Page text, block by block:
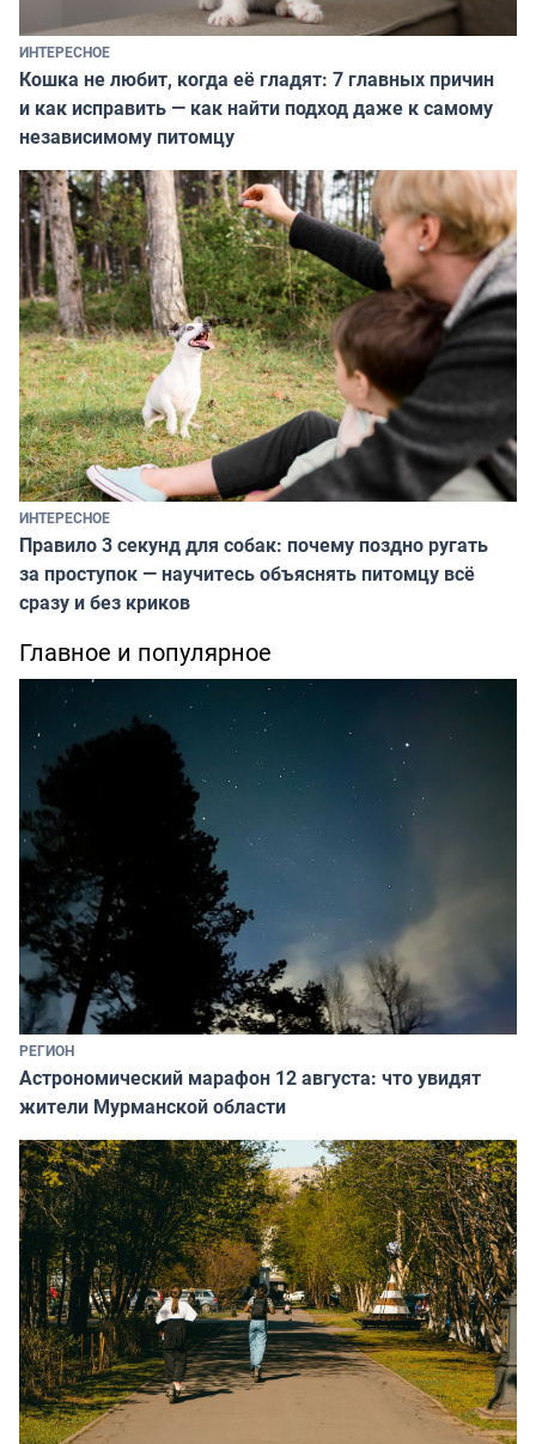
ИНТЕРЕСНОЕ
Кошка не любит, когда её гладят: 7 главных причин
и как исправить — как найти подход даже к самому
независимому питомцу
ИНТЕРЕСНОЕ
Правило 3 секунд для собак: почему поздно ругать
за проступок — научитесь объяснять питомцу всё
сразу и без криков
Главное и популярное
РЕГИОН
Астрономический марафон 12 августа: что увидят
жители Мурманской области